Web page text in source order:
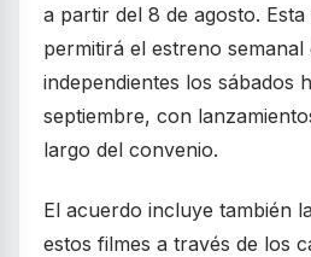
a partir del 8 de agosto.
permitirá el estreno semanal
independientes los sábados
septiembre, con
largo del convenio.
El acuerdo incluye también
estos filmes a través de los